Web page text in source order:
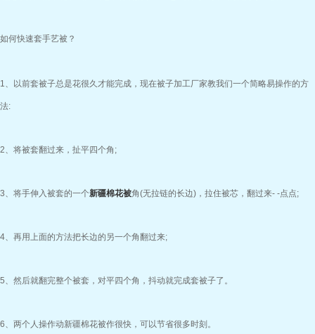
如何快速套手艺被？
1、以前套被子总是花很久才能完成，现在被子加工厂家教我们一个简略易操作的方
法:
2、将被套翻过来，扯平四个角;
3、将手伸入被套的一个新疆棉花被角(无拉链的长边)，拉住被芯，翻过来- -点点;
4、再用上面的方法把长边的另一个角翻过来;
5、然后就翻完整个被套，对平四个角，抖动就完成套被子了。
6、两个人操作动新疆棉花被作很快，可以节省很多时刻。